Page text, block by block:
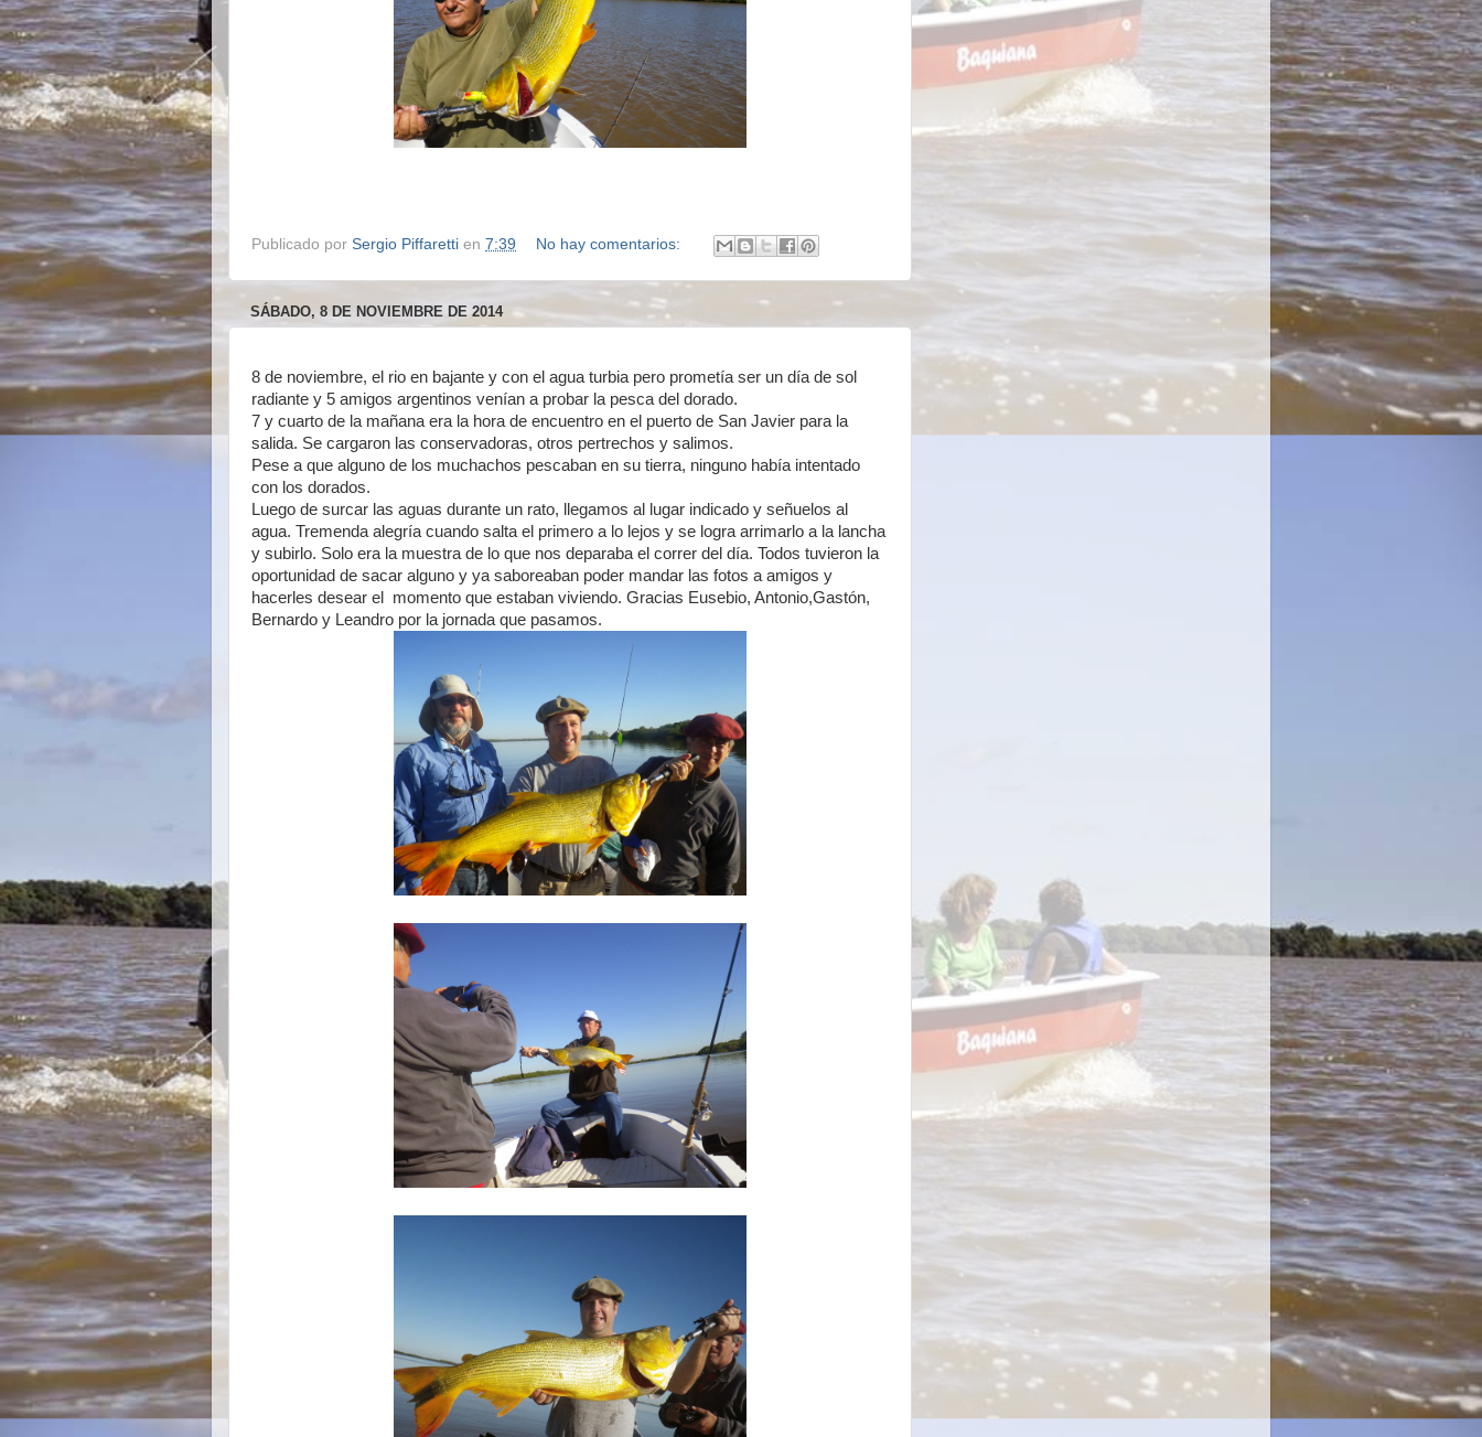
Publicado por Sergio Piffaretti en 7:39 No hay comentarios:
SÁBADO, 8 DE NOVIEMBRE DE 2014
8 de noviembre, el rio en bajante y con el agua turbia pero prometía ser un día de sol
radiante y 5 amigos argentinos venían a probar la pesca del dorado.
7 y cuarto de la mañana era la hora de encuentro en el puerto de San Javier para la
salida. Se cargaron las conservadoras, otros pertrechos y salimos.
Pese a que alguno de los muchachos pescaban en su tierra, ninguno había intentado
con los dorados.
Luego de surcar las aguas durante un rato, llegamos al lugar indicado y señuelos al
agua. Tremenda alegría cuando salta el primero a lo lejos y se logra arrimarlo a la lancha
y subirlo. Solo era la muestra de lo que nos deparaba el correr del día. Todos tuvieron la
oportunidad de sacar alguno y ya saboreaban poder mandar las fotos a amigos y
hacerles desear el momento que estaban viviendo. Gracias Eusebio, Antonio,Gastón,
Bernardo y Leandro por la jornada que pasamos.